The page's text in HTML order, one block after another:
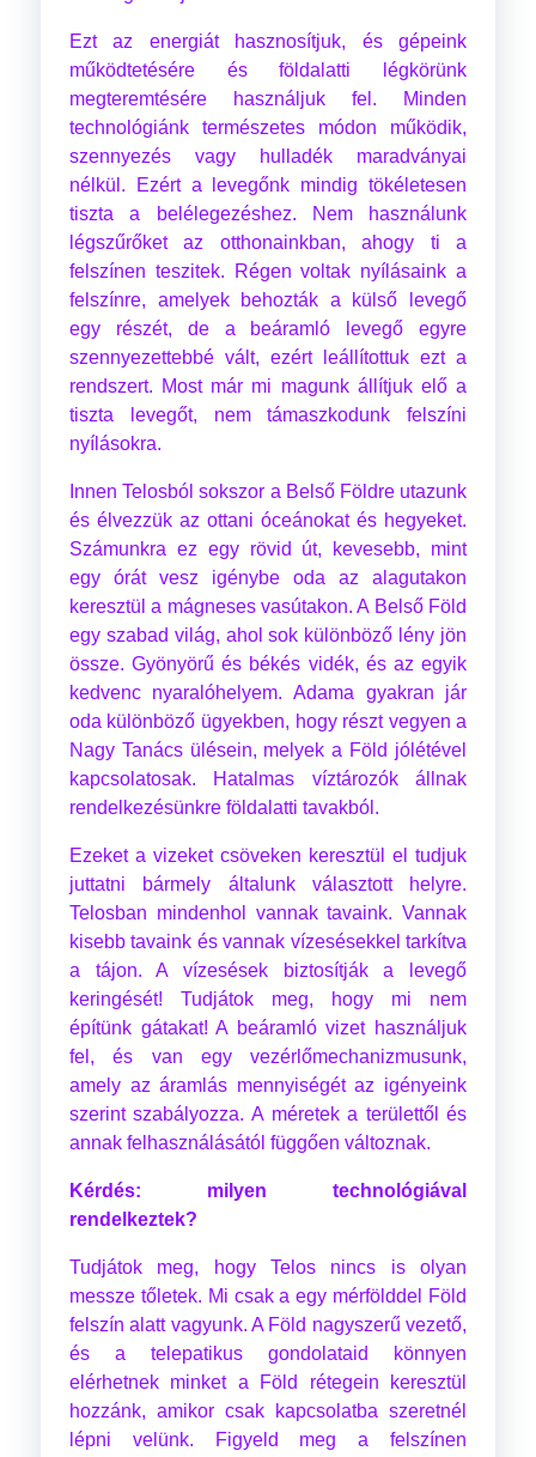
Ezt az energiát hasznosítjuk, és gépeink
működtetésére és földalatti légkörünk
megteremtésére használjuk fel. Minden
technológiánk természetes módon működik,
szennyezés vagy hulladék maradványai
nélkül. Ezért a levegőnk mindig tökéletesen
tiszta a belélegezéshez. Nem használunk
légszűrőket az otthonainkban, ahogy ti a
felszínen teszitek. Régen voltak nyílásaink a
felszínre, amelyek behozták a külső levegő
egy részét, de a beáramló levegő egyre
szennyezettebbé vált, ezért leállítottuk ezt a
rendszert. Most már mi magunk állítjuk elő a
tiszta levegőt, nem támaszkodunk felszíni
nyílásokra.
Innen Telosból sokszor a Belső Földre utazunk
és élvezzük az ottani óceánokat és hegyeket.
Számunkra ez egy rövid út, kevesebb, mint
egy órát vesz igénybe oda az alagutakon
keresztül a mágneses vasútakon. A Belső Föld
egy szabad világ, ahol sok különböző lény jön
össze. Gyönyörű és békés vidék, és az egyik
kedvenc nyaralóhelyem. Adama gyakran jár
oda különböző ügyekben, hogy részt vegyen a
Nagy Tanács ülésein, melyek a Föld jólétével
kapcsolatosak. Hatalmas víztározók állnak
rendelkezésünkre földalatti tavakból.
Ezeket a vizeket csöveken keresztül el tudjuk
juttatni bármely általunk választott helyre.
Telosban mindenhol vannak tavaink. Vannak
kisebb tavaink és vannak vízesésekkel tarkítva
a tájon. A vízesések biztosítják a levegő
keringését! Tudjátok meg, hogy mi nem
építünk gátakat! A beáramló vizet használjuk
fel, és van egy vezérlőmechanizmusunk,
amely az áramlás mennyiségét az igényeink
szerint szabályozza. A méretek a területtől és
annak felhasználásától függően változnak.
Kérdés: milyen technológiával
rendelkeztek?
Tudjátok meg, hogy Telos nincs is olyan
messze tőletek. Mi csak a egy mérfölddel Föld
felszín alatt vagyunk. A Föld nagyszerű vezető,
és a telepatikus gondolataid könnyen
elérhetnek minket a Föld rétegein keresztül
hozzánk, amikor csak kapcsolatba szeretnél
lépni velünk. Figyeld meg a felszínen